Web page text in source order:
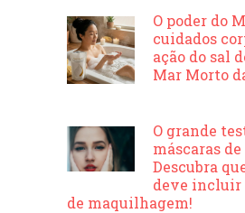
O poder do
cuidados
ação do sal
Mar Morto
O grande
máscaras
Descubra
deve incluir
de maquilhagem!